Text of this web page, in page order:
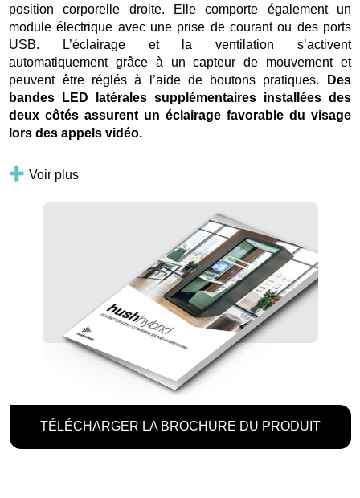
position corporelle droite. Elle comporte également un
module électrique avec une prise de courant ou des ports
USB. L’éclairage et la ventilation s’activent
automatiquement grâce à un capteur de mouvement et
peuvent être réglés à l’aide de boutons pratiques.
Des
bandes LED latérales supplémentaires installées des
deux côtés assurent un éclairage favorable du visage
lors des appels vidéo.
Voir plus
TÉLÉCHARGER LA BROCHURE DU PRODUIT